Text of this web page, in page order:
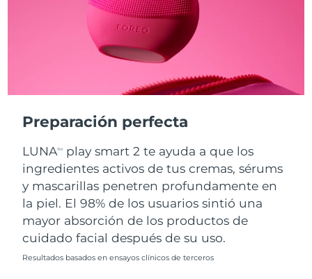
Preparación perfecta
LUNATM
play smart 2 te ayuda a que los
ingredientes activos de tus cremas, sérums
y mascarillas penetren profundamente en
la piel. El 98% de los usuarios sintió una
mayor absorción de los productos de
cuidado facial después de su uso.
Resultados basados en ensayos clínicos de terceros
Entrega prevista
Entrega prevista8/13/26
Turquía Entrega prevista
Emiratos Árabes
Unidos
Entrega prevista
Reino Unido Entrega prevista8/9/26
Estados Unidos Entrega prevista